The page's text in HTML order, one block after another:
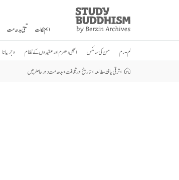
Study
Buddhism
Home
اہم نکات تبتی بدھ مت
لم-رم من کی سائنس ابھی دھرم اور عقیدوں کے نظام وجریانا
›ترقی یافتہ مطالعہ›تاریخ اور ثقافت›بدھ مت دور حاضر میں